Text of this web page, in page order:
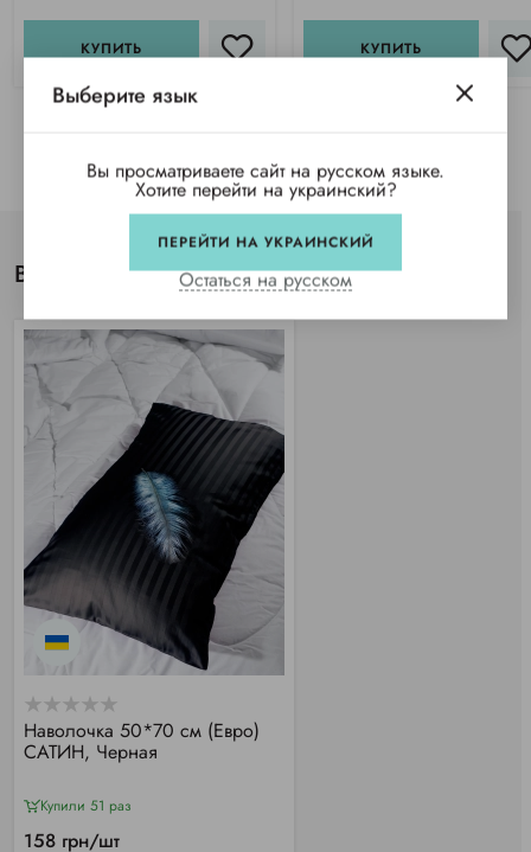
КУПИТЬ КУПИТЬ
Вы просматривали
Наволочка 50*70 см (Евро)
САТИН, Черная
Купили 51 раз
158 грн/шт
Выберите язык
Вы просматриваете сайт на русском языке.
Хотите перейти на украинский?
ПЕРЕЙТИ НА УКРАИНСКИЙ
Остаться на русском